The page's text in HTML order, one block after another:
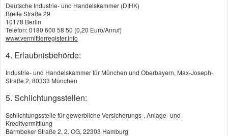
Britische Lebensversicherung
Ausbildungsversicherung
Sterbegeld
Pflegeversicherung
Kapitallebensversicherung
Sicherheit dank Garantie
Die Kapitallebensversicherung
(KLV) kombiniert zwei zentrale Vorteile:
Deutsche Industrie- und Handelskammer (DIHK)
Breite Straße 29
10178 Berlin
Telefon: 0180 600 58 50 (0,20 Euro/Anruf)
www.vermittlerregister.info
4. Erlaubnisbehörde:
Industrie- und Handelskammer für München und Oberbayern, Max-Joseph-
Straße 2, 80333 München
5. Schlichtungsstellen:
Schlichtungsstelle für gewerbliche Versicherungs-, Anlage- und
Kreditvermittlung
Barmbeker Straße 2, 2. OG, 22303 Hamburg